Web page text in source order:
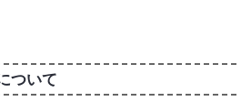
ついて